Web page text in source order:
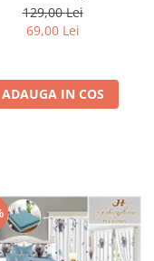
129,00 Lei
69,00 Lei
ADAUGA IN COS